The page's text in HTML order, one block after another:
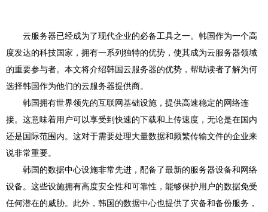
云服务器已经成为了现代企业的必备工具之一。韩国作为一个高
度发达的科技国家，拥有一系列独特的优势，使其成为云服务器领域
的重要参与者。本文将介绍韩国云服务器的优势，帮助读者了解为何
选择韩国作为他们的云服务器提供商。
韩国拥有世界领先的互联网基础设施，提供高速稳定的网络连
接。这意味着用户可以享受到快速的下载和上传速度，无论是在国内
还是国际范围内。这对于需要处理大量数据和频繁传输文件的企业来
说非常重要。
韩国的数据中心设施非常先进，配备了最新的服务器设备和网络
设备。这些设施拥有高度安全性和可靠性，能够保护用户的数据免受
任何潜在的威胁。此外，韩国的数据中心也提供了灾备和备份服务，